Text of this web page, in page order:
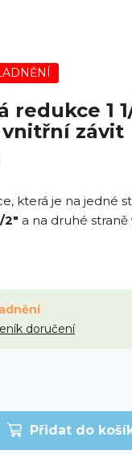
redukce 1
vnitřní závit
která je na jedné
2" a na druhé straně
doručení
Přidat do